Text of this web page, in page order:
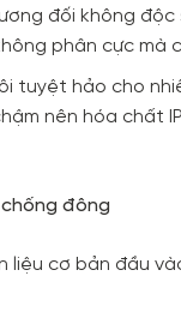
đối không
phân cực mà
tuyệt hảo cho
nên hóa chất
đông
liệu cơ bản đầu